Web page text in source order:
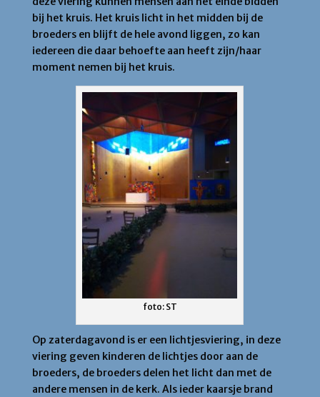
bij het kruis. Het kruis licht in het midden bij de
broeders en blijft de hele avond liggen, zo kan
iedereen die daar behoefte aan heeft zijn/haar
moment nemen bij het kruis.
foto: ST
Op zaterdagavond is er een lichtjesviering, in deze
viering geven kinderen de lichtjes door aan de
broeders, de broeders delen het licht dan met de
andere mensen in de kerk. Als ieder kaarsje brand